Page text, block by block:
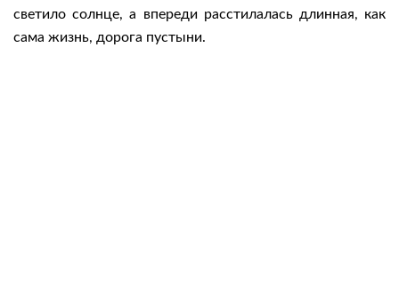
светило солнце, а впереди расстилалась длинная, как
сама жизнь, дорога пустыни.